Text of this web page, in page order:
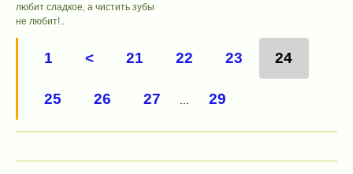
любит сладкое, а чистить зубы
не любит!..
1 < 21 22 23 24
25 26 27 29